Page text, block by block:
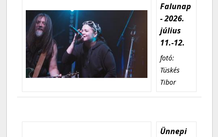
Falunap
- 2026.
július
11.-12.
fotó:
Tüskés
Tibor
Ünnepi